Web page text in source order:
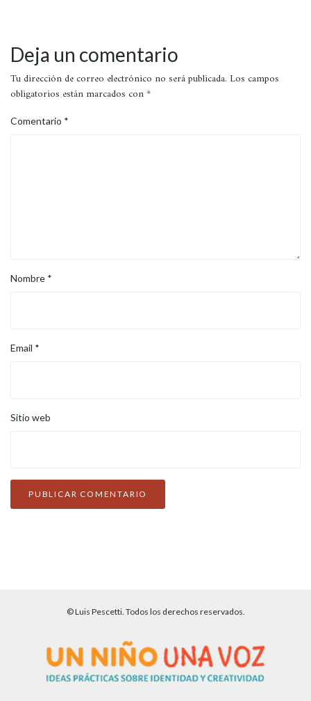
Deja un comentario
Tu dirección de correo electrónico no será publicada. Los campos
obligatorios están marcados con *
Comentario *
Nombre *
Email *
Sitio web
© Luis Pescetti. Todos los derechos reservados.